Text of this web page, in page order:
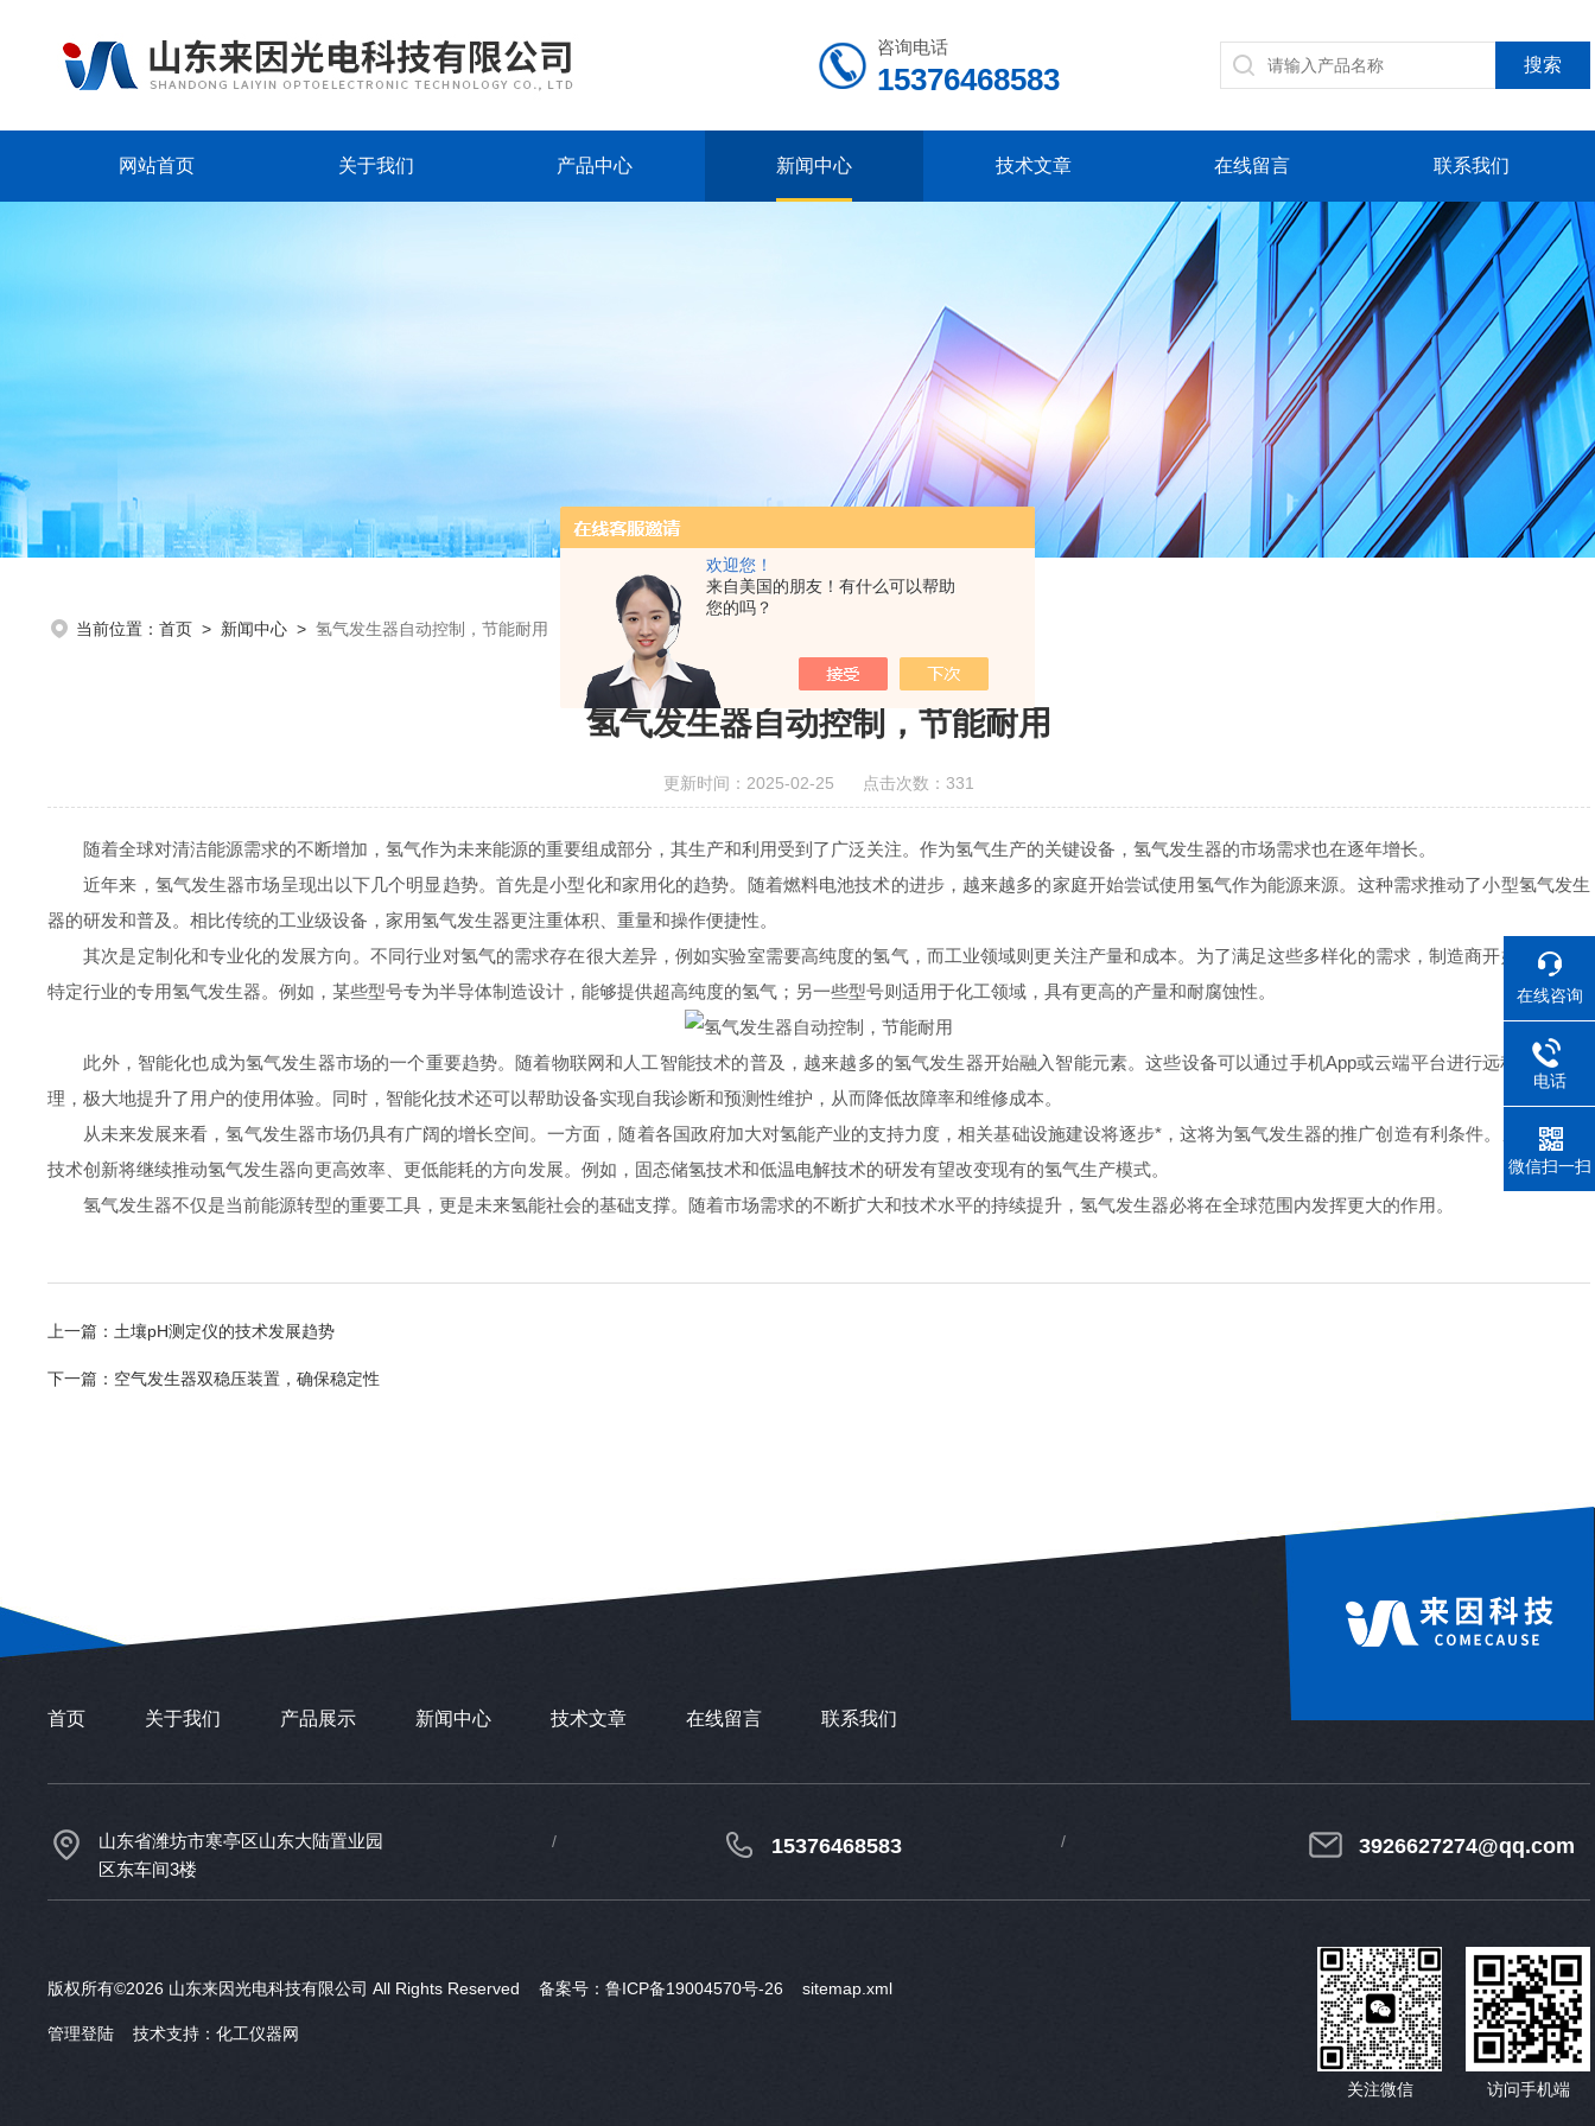
欢迎您！
来自美国的朋友！有什么可以帮助
您的吗？
咨询电话
15376468583
网站首页 关于我们 产品中心 新闻中心 技术文章 在线留言 联系我们
当前位置： 首页 > 新闻中心 > 氢气发生器自动控制，节能耐用
氢气发生器自动控制，节能耐用
更新时间：2025-02-25 点击次数：331
随着全球对清洁能源需求的不断增加，氢气作为未来能源的重要组成部分，其生产和利用受到了广泛关注。作为氢气生产的关键设备，氢气发生器的市场需求也在逐年增长。
近年来，氢气发生器市场呈现出以下几个明显趋势。首先是小型化和家用化的趋势。随着燃料电池技术的进步，越来越多的家庭开始尝试使用氢气作为能源来源。这种需求推动了小型氢气发生
器的研发和普及。相比传统的工业级设备，家用氢气发生器更注重体积、重量和操作便捷性。
其次是定制化和专业化的发展方向。不同行业对氢气的需求存在很大差异，例如实验室需要高纯度的氢气，而工业领域则更关注产量和成本。为了满足这些多样化的需求，制造商开始推出针对
特定行业的专用氢气发生器。例如，某些型号专为半导体制造设计，能够提供超高纯度的氢气；另一些型号则适用于化工领域，具有更高的产量和耐腐蚀性。
此外，智能化也成为氢气发生器市场的一个重要趋势。随着物联网和人工智能技术的普及，越来越多的氢气发生器开始融入智能元素。这些设备可以通过手机App或云端平台进行远程监控和管
理，极大地提升了用户的使用体验。同时，智能化技术还可以帮助设备实现自我诊断和预测性维护，从而降低故障率和维修成本。
从未来发展来看，氢气发生器市场仍具有广阔的增长空间。一方面，随着各国政府加大对氢能产业的支持力度，相关基础设施建设将逐步*，这将为氢气发生器的推广创造有利条件。另一方面，
技术创新将继续推动氢气发生器向更高效率、更低能耗的方向发展。例如，固态储氢技术和低温电解技术的研发有望改变现有的氢气生产模式。
氢气发生器不仅是当前能源转型的重要工具，更是未来氢能社会的基础支撑。随着市场需求的不断扩大和技术水平的持续提升，氢气发生器必将在全球范围内发挥更大的作用。
上一篇： 土壤pH测定仪的技术发展趋势
下一篇： 空气发生器双稳压装置，确保稳定性
首页 关于我们 产品展示 新闻中心 技术文章 在线留言 联系我们
山东省潍坊市寒亭区山东大陆置业园
区东车间3楼
15376468583 3926627274@qq.com
版权所有©2026 山东来因光电科技有限公司 All Rights Reserved 备案号：鲁ICP备19004570号-26 sitemap.xml
管理登陆 技术支持： 化工仪器网
关注微信 访问手机端
在线咨询
电话
微信扫一扫